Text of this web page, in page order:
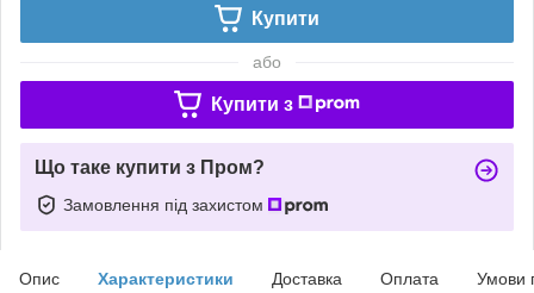
Купити
або
Купити з
Що таке купити з Пром?
Замовлення під захистом
Опис Характеристики Доставка Оплата Умови